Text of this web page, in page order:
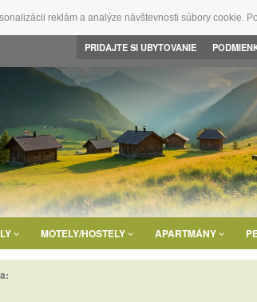
reklám a analýze návštevnosti súbory cookie.
PRIDAJTE SI UBYTOVANIE
MOTELY/HOSTELY APARTMÁNY